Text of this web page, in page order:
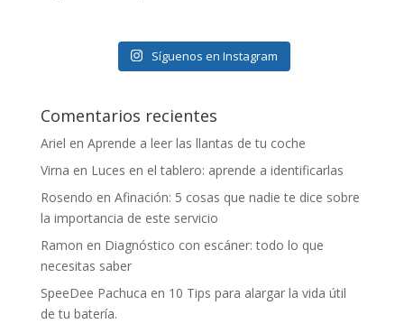
Síguenos en Instagram
Comentarios recientes
Ariel en Aprende a leer las llantas de tu coche
Virna en Luces en el tablero: aprende a identificarlas
Rosendo en Afinación: 5 cosas que nadie te dice sobre
la importancia de este servicio
Ramon en Diagnóstico con escáner: todo lo que
necesitas saber
SpeeDee Pachuca en 10 Tips para alargar la vida útil
de tu batería.